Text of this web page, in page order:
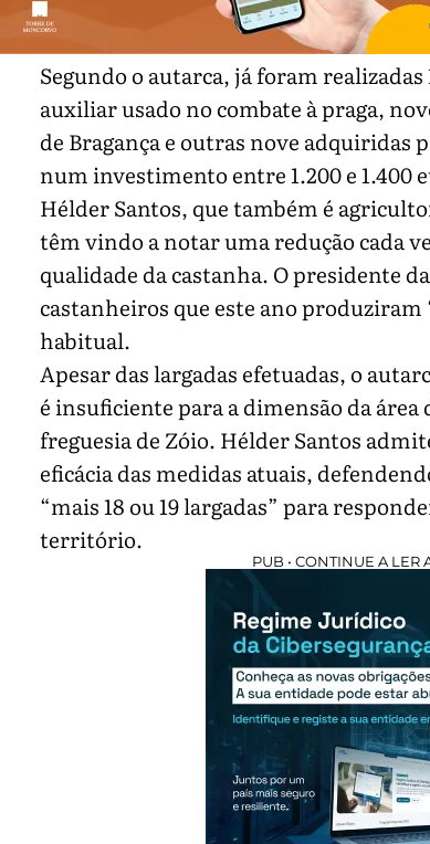
Segundo o autarca, já foram
auxiliar usado no combate à praga,
de Bragança e outras nove adquiridas
num investimento entre 1.200 e 1.400
Hélder Santos, que também é
têm vindo a notar uma redução cada
qualidade da castanha. O presidente
castanheiros que este ano
habitual.
Apesar das largadas efetuadas, o
é insuficiente para a dimensão da
freguesia de Zóio. Hélder Santos
eficácia das medidas atuais,
“mais 18 ou 19 largadas” para
território.
PUB • CONTINUE A LER